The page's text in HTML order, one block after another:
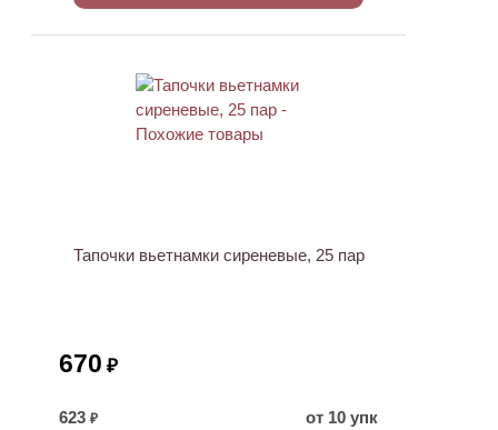
Тапочки вьетнамки сиреневые, 25 пар
670 ₽
623 ₽
от 10 упк